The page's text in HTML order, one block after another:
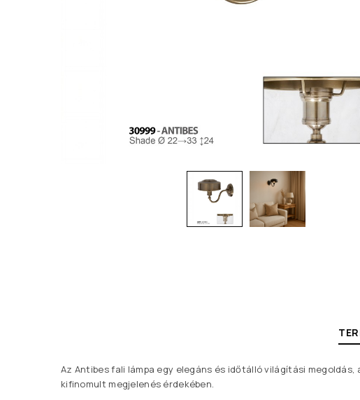
Az Antibes fali lámpa egy elegáns és időtálló világítási
kifinomult megjelenés érdekében.